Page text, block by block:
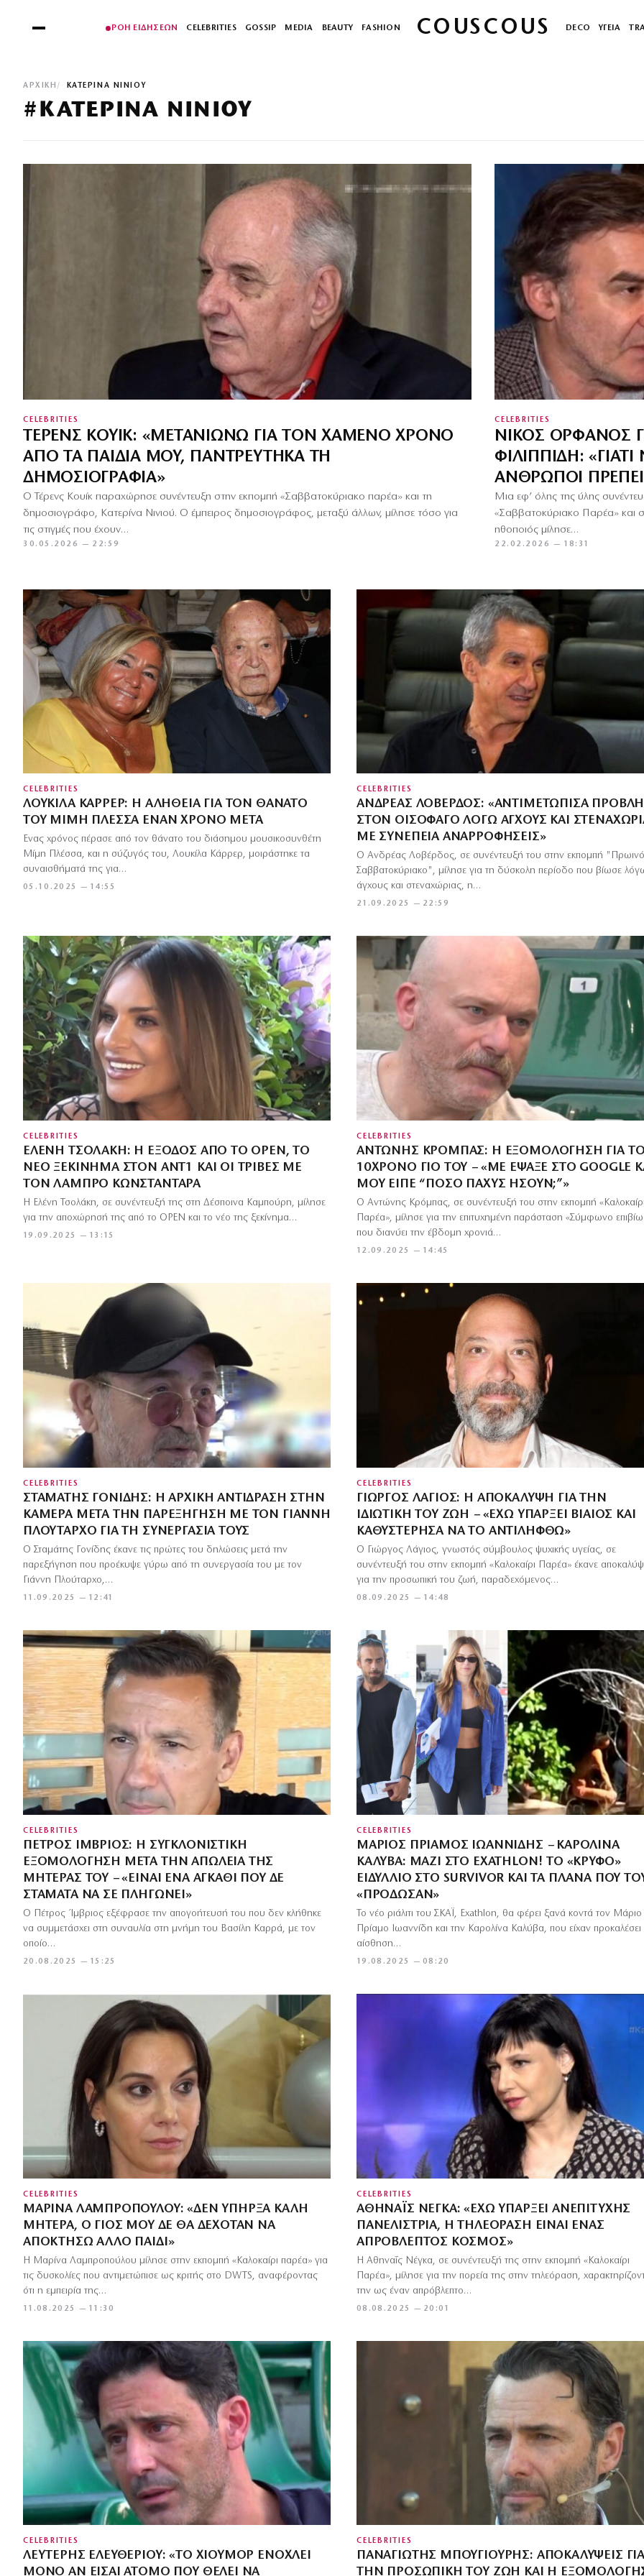
ΡΟΗ ΕΙΔΗΣΕΩΝ CELEBRITIES GOSSIP MEDIA BEAUTY FASHION COUSCOUS DECO ΥΓΕΙΑ
ΑΡΧΙΚΉ ΚΑΤΕΡΙΝΑ ΝΙΝΙΟΥ
#ΚΑΤΕΡΙΝΑ ΝΙΝΙΟΥ
CELEBRITIES
ΤΈΡΕΝΣ ΚΟΥΊΚ: «ΜΕΤΑΝΙΏΝΩ ΓΙΑ ΤΟΝ ΧΑΜΈΝΟ ΧΡΌΝΟ
ΑΠΌ ΤΑ ΠΑΙΔΙΆ ΜΟΥ, ΠΑΝΤΡΕΎΤΗΚΑ ΤΗ
ΔΗΜΟΣΙΟΓΡΑΦΊΑ»
Ο Τέρενς Κουίκ παραχώρησε συνέντευξη στην εκπομπή «Σαββατοκύριακο παρέα» και τη
δημοσιογράφο, Κατερίνα Νινιού. Ο έμπειρος δημοσιογράφος, μεταξύ άλλων, μίλησε τόσο για
τις στιγμές που έχουν…
30.05.2026 — 22:59
CELEBRITIES
ΝΊΚΟΣ ΟΡΦΑΝΌΣ
ΦΙΛΙΠΠΊΔΗ:
ΆΝΘΡΩΠΟΙ
Μια εφ’ όλης της ύλης
«Σαββατοκύριακο Παρέα» και
ηθοποιός μίλησε…
22.02.2026 — 18:31
CELEBRITIES
ΛΟΥΚΊΛΑ ΚΑΡΡΈΡ: Η ΑΛΉΘΕΙΑ ΓΙΑ ΤΟΝ ΘΆΝΑΤΟ
ΤΟΥ ΜΊΜΗ ΠΛΈΣΣΑ ΈΝΑΝ ΧΡΌΝΟ ΜΕΤΆ
05.10.2025 — 14:55
Ένας χρόνος πέρασε από τον θάνατο του διάσημου μουσικοσυνθέτη
Μίμη Πλέσσα, και η σύζυγός του, Λουκίλα Κάρρερ, μοιράστηκε τα
συναισθήματά της για…
CELEBRITIES
ΑΝΔΡΈΑΣ ΛΟΒΈΡΔΟΣ: «ΑΝΤΙΜΕΤΏΠΙΣΑ
ΣΤΟΝ ΟΙΣΟΦΆΓΟ ΛΌΓΩ ΆΓΧΟΥΣ ΚΑΙ
ΜΕ ΣΥΝΈΠΕΙΑ ΑΝΑΡΡΟΦΉΣΕΙΣ»
21.09.2025 — 22:59
Ο Ανδρέας Λοβέρδος, σε συνέντευξή του στην εκπομπή "Πρωινό
Σαββατοκύριακο", μίλησε για τη δύσκολη περίοδο που βίωσε
άγχους και στεναχώριας, η…
CELEBRITIES
ΕΛΈΝΗ ΤΣΟΛΆΚΗ: Η ΈΞΟΔΟΣ ΑΠΌ ΤΟ OPEN, ΤΟ
ΝΈΟ ΞΕΚΊΝΗΜΑ ΣΤΟΝ ΑΝΤ1 ΚΑΙ ΟΙ ΤΡΙΒΈΣ ΜΕ
ΤΟΝ ΛΆΜΠΡΟ ΚΩΝΣΤΑΝΤΆΡΑ
19.09.2025 — 13:15
Η Ελένη Τσολάκη, σε συνέντευξή της στη Δέσποινα Καμπούρη, μίλησε
για την αποχώρησή της από το OPEN και το νέο της ξεκίνημα…
CELEBRITIES
ΑΝΤΏΝΗΣ ΚΡΌΜΠΑΣ: Η ΕΞΟΜΟΛΌΓΗΣΗ ΓΙΑ
10ΧΡΟΝΟ ΓΙΟ ΤΟΥ – «ΜΕ ΈΨΑΞΕ ΣΤΟ GOOGLE
ΜΟΥ ΕΊΠΕ “ΠΌΣΟ ΠΑΧΎΣ ΉΣΟΥΝ;”»
12.09.2025 — 14:45
Ο Αντώνης Κρόμπας, σε συνέντευξή του στην εκπομπή
Παρέα», μίλησε για την επιτυχημένη παράσταση «Σύμφωνο
που διανύει την έβδομη χρονιά…
CELEBRITIES
ΣΤΑΜΆΤΗΣ ΓΟΝΊΔΗΣ: Η ΑΡΧΙΚΉ ΑΝΤΊΔΡΑΣΗ ΣΤΗΝ
ΚΆΜΕΡΑ ΜΕΤΆ ΤΗΝ ΠΑΡΕΞΉΓΗΣΗ ΜΕ ΤΟΝ ΓΙΆΝΝΗ
ΠΛΟΎΤΑΡΧΟ ΓΙΑ ΤΗ ΣΥΝΕΡΓΑΣΊΑ ΤΟΥΣ
11.09.2025 — 12:41
Ο Σταμάτης Γονίδης έκανε τις πρώτες του δηλώσεις μετά την
παρεξήγηση που προέκυψε γύρω από τη συνεργασία του με τον
Γιάννη Πλούταρχο,…
CELEBRITIES
ΓΙΏΡΓΟΣ ΛΆΓΙΟΣ: Η ΑΠΟΚΆΛΥΨΗ ΓΙΑ ΤΗΝ
ΙΔΙΩΤΙΚΉ ΤΟΥ ΖΩΉ – «ΈΧΩ ΥΠΆΡΞΕΙ ΒΊΑΙΟΣ ΚΑΙ
ΚΑΘΥΣΤΈΡΗΣΑ ΝΑ ΤΟ ΑΝΤΙΛΗΦΘΏ»
08.09.2025 — 14:48
Ο Γιώργος Λάγιος, γνωστός σύμβουλος ψυχικής υγείας, σε
συνέντευξή του στην εκπομπή «Καλοκαίρι Παρέα» έκανε
για την προσωπική του ζωή, παραδεχόμενος…
CELEBRITIES
ΠΈΤΡΟΣ ΊΜΒΡΙΟΣ: Η ΣΥΓΚΛΟΝΙΣΤΙΚΉ
ΕΞΟΜΟΛΌΓΗΣΗ ΜΕΤΆ ΤΗΝ ΑΠΏΛΕΙΑ ΤΗΣ
ΜΗΤΈΡΑΣ ΤΟΥ – «ΕΊΝΑΙ ΈΝΑ ΑΓΚΆΘΙ ΠΟΥ ΔΕ
ΣΤΑΜΑΤΆ ΝΑ ΣΕ ΠΛΗΓΏΝΕΙ»
20.08.2025 — 15:25
Ο Πέτρος Ίμβριος εξέφρασε την απογοήτευσή του που δεν κλήθηκε
να συμμετάσχει στη συναυλία στη μνήμη του Βασίλη Καρρά, με τον
οποίο…
CELEBRITIES
ΜΆΡΙΟΣ ΠΡΊΑΜΟΣ ΙΩΑΝΝΊΔΗΣ – ΚΑΡΟΛΊΝΑ
ΚΑΛΎΒΑ: ΜΑΖΊ ΣΤΟ EXATHLON! ΤΟ «ΚΡΥΦΌ»
ΕΙΔΎΛΛΙΟ ΣΤΟ SURVIVOR ΚΑΙ ΤΑ ΠΛΆΝΑ ΠΟΥ
«ΠΡΌΔΩΣΑΝ»
19.08.2025 — 08:20
Το νέο ριάλιτι του ΣΚΑΪ, Exathlon, θα φέρει ξανά κοντά τον Μάριο
Πρίαμο Ιωαννίδη και την Καρολίνα Καλύβα, που είχαν προκαλέσει
αίσθηση…
CELEBRITIES
ΜΑΡΊΝΑ ΛΑΜΠΡΟΠΟΎΛΟΥ: «ΔΕΝ ΥΠΉΡΞΑ ΚΑΛΉ
ΜΗΤΈΡΑ, Ο ΓΙΟΣ ΜΟΥ ΔΕ ΘΑ ΔΕΧΌΤΑΝ ΝΑ
ΑΠΟΚΤΉΣΩ ΆΛΛΟ ΠΑΙΔΊ»
11.08.2025 — 11:30
Η Μαρίνα Λαμπροπούλου μίλησε στην εκπομπή «Καλοκαίρι παρέα» για
τις δυσκολίες που αντιμετώπισε ως κριτής στο DWTS, αναφέροντας
ότι η εμπειρία της…
CELEBRITIES
ΑΘΗΝΑΪ́Σ ΝΈΓΚΑ: «ΈΧΩ ΥΠΆΡΞΕΙ ΑΝΕΠΙΤΥΧΉΣ
ΠΑΝΕΛΊΣΤΡΙΑ, Η ΤΗΛΕΌΡΑΣΗ ΕΊΝΑΙ ΈΝΑΣ
ΑΠΡΌΒΛΕΠΤΟΣ ΚΌΣΜΟΣ»
08.08.2025 — 20:01
Η Αθηναΐς Νέγκα, σε συνέντευξή της στην εκπομπή «Καλοκαίρι
Παρέα», μίλησε για την πορεία της στην τηλεόραση,
την ως έναν απρόβλεπτο…
CELEBRITIES
ΛΕΥΤΈΡΗΣ ΕΛΕΥΘΕΡΊΟΥ: «ΤΟ ΧΙΟΎΜΟΡ ΕΝΟΧΛΕΊ
ΜΌΝΟ ΑΝ ΕΊΣΑΙ ΆΤΟΜΟ ΠΟΥ ΘΈΛΕΙ ΝΑ
CELEBRITIES
ΠΑΝΑΓΙΏΤΗΣ ΜΠΟΥΓΙΟΎΡΗΣ: ΑΠΟΚΑΛΎΨΕΙΣ ΓΙΑ
ΤΗΝ ΠΡΟΣΩΠΙΚΉ ΤΟΥ ΖΩΉ ΚΑΙ Η